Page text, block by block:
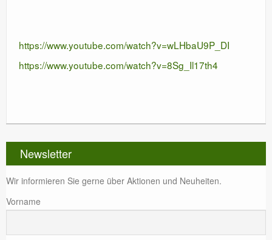
https://www.youtube.com/watch?v=wLHbaU9P_DI
https://www.youtube.com/watch?v=8Sg_Il17th4
Newsletter
Wir informieren Sie gerne über Aktionen und Neuheiten.
Vorname